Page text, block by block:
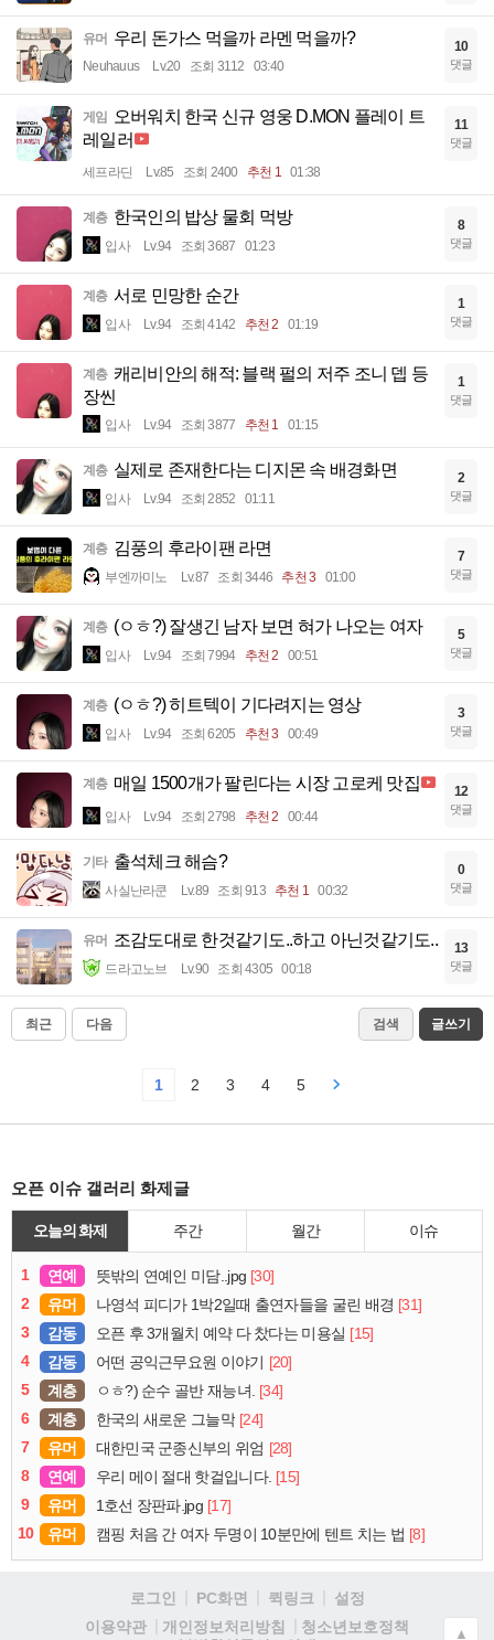
유머 우리 돈가스 먹을까 라멘 먹을까?
Neuhauus Lv.20 조회 3112 03:40
10
댓글
게임
오버워치 한국 신규 영웅 D.MON 플레이 트
레일러
세프라딘 Lv.85 조회 2400 추천 1 01:38
11
댓글
계층 한국인의 밥상 물회 먹방
입사 Lv.94 조회 3687 01:23
8
댓글
계층 서로 민망한 순간
입사 Lv.94 조회 4142 추천 2 01:19
1
댓글
계층 캐리비안의 해적: 블랙 펄의 저주 조니 뎁 등
장씬
입사 Lv.94 조회 3877 추천 1 01:15
1
댓글
계층 실제로 존재한다는 디지몬 속 배경화면
입사 Lv.94 조회 2852 01:11
2
댓글
계층 김풍의 후라이팬 라면
부엔까미노 Lv.87 조회 3446 추천 3 01:00
7
댓글
계층 (ㅇㅎ?) 잘생긴 남자 보면 혀가 나오는 여자
입사 Lv.94 조회 7994 추천 2 00:51
5
댓글
계층 (ㅇㅎ?) 히트텍이 기다려지는 영상
입사 Lv.94 조회 6205 추천 3 00:49
3
댓글
계층 매일 1500개가 팔린다는 시장 고로케 맛집
입사 Lv.94 조회 2798 추천 2 00:44
12
댓글
기타 출석체크 해슴?
사실난라쿤 Lv.89 조회 913 추천 1 00:32
0
댓글
유머 조감도대로 한것같기도..하고 아닌것같기도..
드라고노브 Lv.90 조회 4305 00:18
13
댓글
최근 다음 검색 글쓰기
1 2 3 4 5
오픈 이슈 갤러리 화제글
오늘의 화제 주간 월간 이슈
1 연예 뜻밖의 연예인 미담..jpg [30]
2
유머 나영석 피디가 1박2일때 출연자들을 굴린 배경 [31]
3
감동 오픈 후 3개월치 예약 다 찼다는 미용실 [15]
4
감동 어떤 공익근무요원 이야기 [20]
5
계층 ㅇㅎ?) 순수 골반 재능녀. [34]
6
계층 한국의 새로운 그늘막 [24]
7
유머 대한민국 군종신부의 위엄 [28]
8
연예 우리 메이 절대 핫걸입니다. [15]
9
유머 1호선 장판파.jpg [17]
10
유머 캠핑 처음 간 여자 두명이 10분만에 텐트 치는 법 [8]
로그인 PC화면 퀵링크
설정
이용약관
개인정보처리방침
청소년보호정책
▲